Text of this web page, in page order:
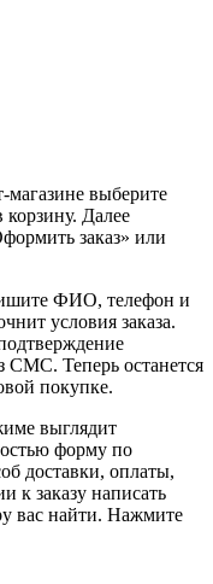
выберите
корзину. Далее
заказ» или
ФИО, телефон и
условия заказа.
СМС. Теперь останется
покупке.
выглядит
форму по
доставки, оплаты,
к заказу написать
вас найти. Нажмите